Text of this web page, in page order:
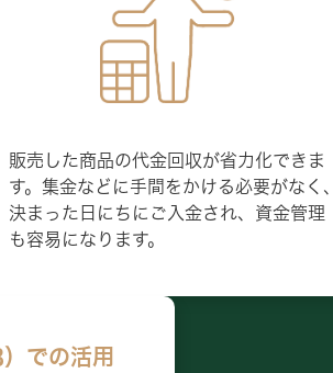
販売した商品の代金回収が省力化できま
す。集金などに手間をかける必要がなく、
決まった日にちにご入金され、資金管理
も容易になります。
での活用